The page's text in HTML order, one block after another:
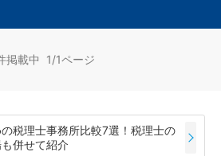
掲載中 1/1ページ
税理士事務所比較7選！税理士の
併せて紹介